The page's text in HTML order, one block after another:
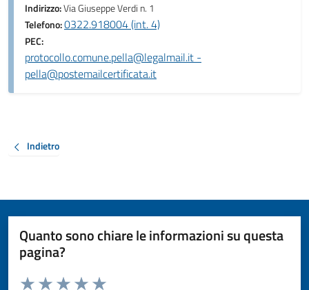
Indirizzo:Via Giuseppe Verdi n. 1
Telefono:0322.918004 (int. 4)
PEC:
protocollo.comune.pella@legalmail.it -
pella@postemailcertificata.it
Indietro
Quanto sono chiare le informazioni su questa
pagina?
Valuta da 1 a 5 stelle la pagina